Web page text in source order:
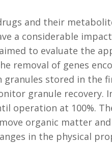
and their
a considerable
to evaluate the
removal of genes
granules stored in the
granule recovery.
operation at 100%.
organic matter
in the physical